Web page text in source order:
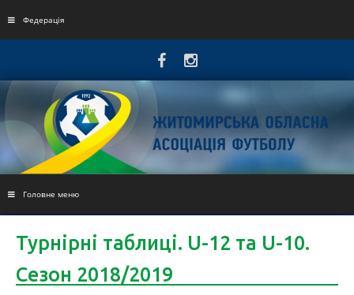
Федерація
Головне меню
Турнірні таблиці. U-12 та U-10.
Сезон 2018/2019